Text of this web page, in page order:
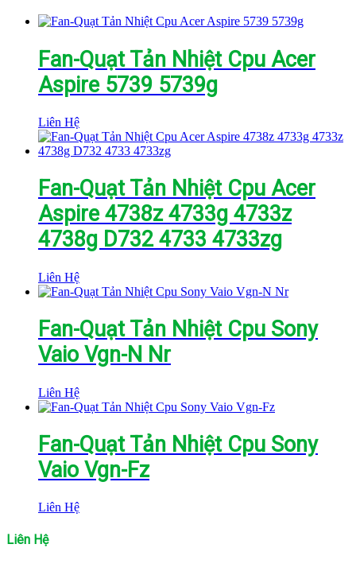
Fan-Quạt Tản Nhiệt Cpu Acer
Aspire 5739 5739g
Liên Hệ
Fan-Quạt Tản Nhiệt Cpu Acer
Aspire 4738z 4733g 4733z
4738g D732 4733 4733zg
Liên Hệ
Fan-Quạt Tản Nhiệt Cpu Sony
Vaio Vgn-N Nr
Liên Hệ
Fan-Quạt Tản Nhiệt Cpu Sony
Vaio Vgn-Fz
Liên Hệ
Liên Hệ